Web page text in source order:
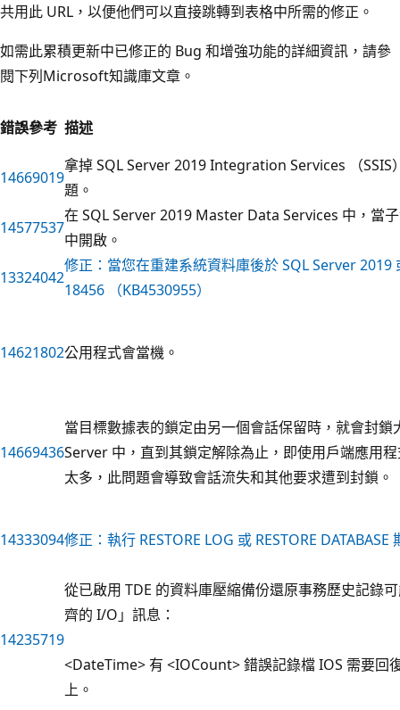
共用此 URL，以便他們可以直接跳轉到表格中所需的修正。
如需此累積更新中已修正的 Bug 和增強功能的詳細資訊，請參
閱下列Microsoft知識庫文章。
錯誤參考 描述
14669019
拿掉 SQL Server 2019 Integration Services （
題。
14577537
在 SQL Server 2019 Master Data Services 中，當
中開啟。
13324042
修正：當您在重建系統資料庫後於 SQL Server
18456 （KB4530955）
14621802公用程式會當機。
14669436
當目標數據表的鎖定由另一個會話保留時，就會封
Server 中，直到其鎖定解除為止，即使用戶端應用
太多，此問題會導致會話流失和其他要求遭到封鎖。
14333094修正：執行 RESTORE LOG 或 RESTORE
14235719
從已啟用 TDE 的資料庫壓縮備份還原事務歷史記錄
齊的 I/O」訊息：
<DateTime> 有 <IOCount> 錯誤記錄檔 IOS 需要
上。